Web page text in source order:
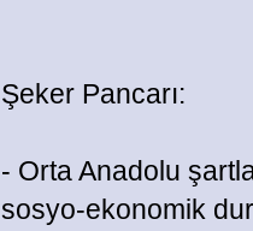
Şeker Pancarı:
- Orta Anadolu
sosyo-ekonomik